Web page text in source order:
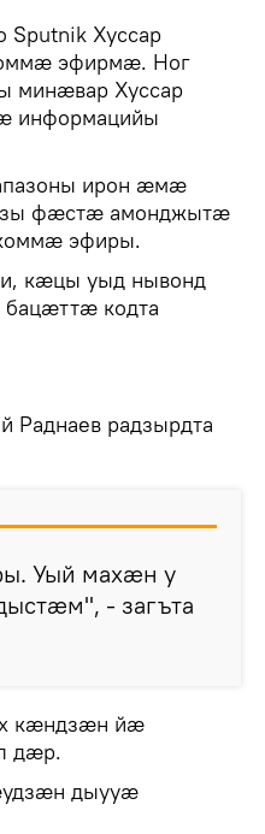
Sputnik Хуссар
эфирмӕ. Ног
минӕвар Хуссар
информацийы
ирон ӕмӕ
фӕстӕ амонджытӕ
эфиры.
кӕцы уыд нывонд
кодта
Раднаев радзырдта
Уый махӕн у
- загъта
кӕндзӕн йӕ
дӕр.
дыууӕ